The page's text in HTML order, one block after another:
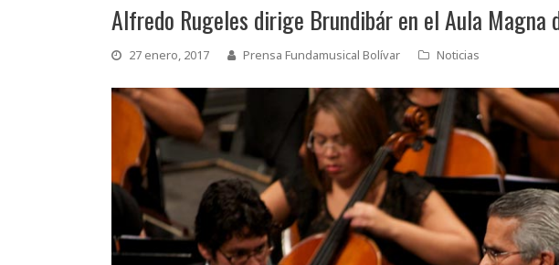
Alfredo Rugeles dirige Brundibár en el Aula Magna
27 enero, 2017 Prensa Fundamusical Bolívar Noticias